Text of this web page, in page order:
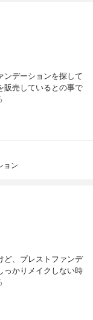
ンデーションを探して
販売しているとの事で
ョン
ど、プレストファンデ
っかりメイクしない時